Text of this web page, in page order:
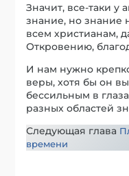
Значит, все-таки у
знание, но знание
всем христианам,
Откровению,
И нам нужно
веры, хотя бы он
бессильным в
разных областей
Следующая глава
времени